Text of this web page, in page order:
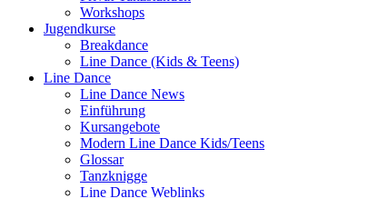
Workshops
Jugendkurse
Breakdance
Line Dance (Kids & Teens)
Line Dance
Line Dance News
Einführung
Kursangebote
Modern Line Dance Kids/Teens
Glossar
Tanzknigge
Line Dance Weblinks